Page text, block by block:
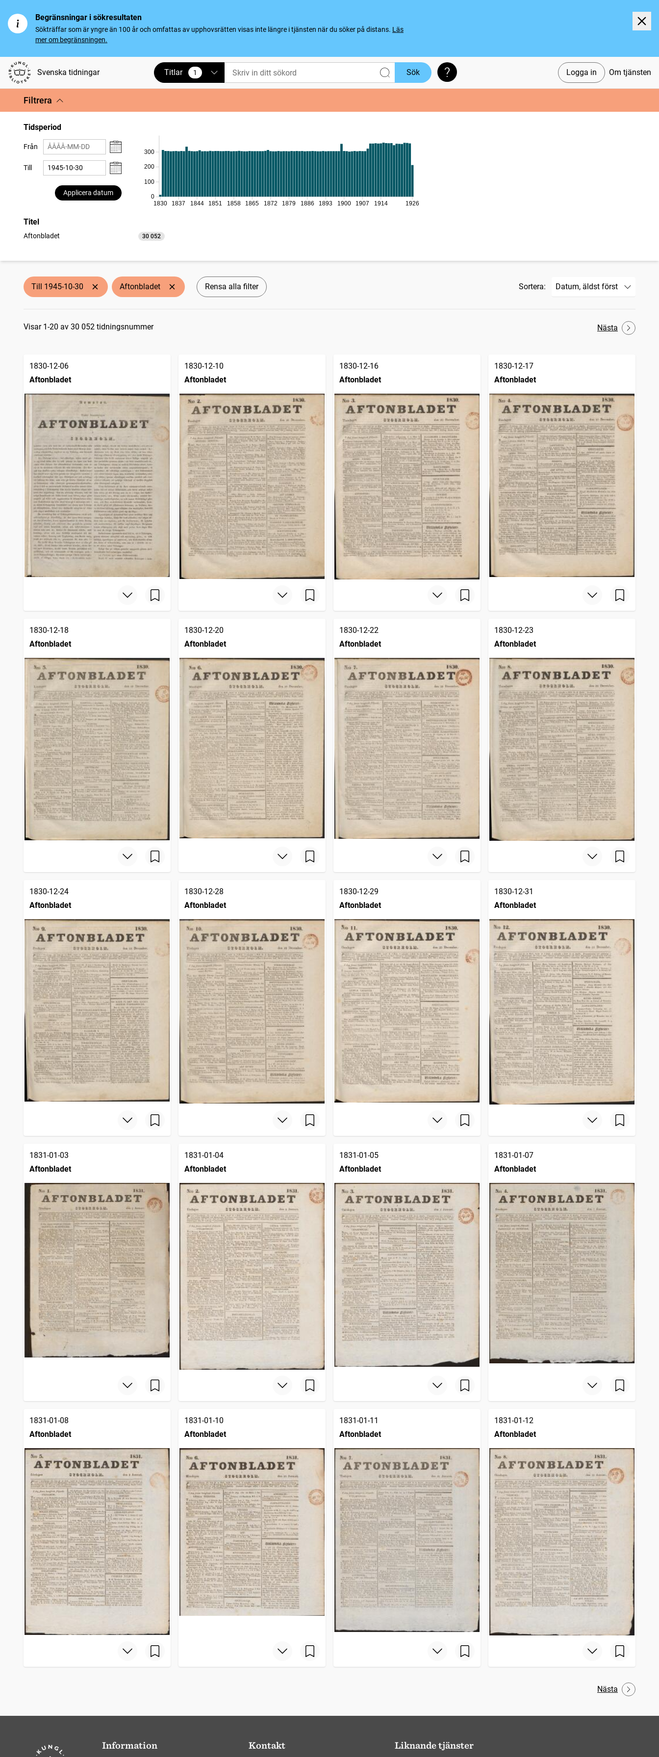
Begränsningar i sökresultaten
Sökträffar som är yngre än 100 år och omfattas av upphovsrätten visas inte längre i tjänsten när du söker på distans. Läs
mer om begränsningen.
Svenska tidningar Logga in Om tjänsten
Titlar 1
vald Sök Söktips
Filtrera
Tidsperiod
Från
Till
Applicera datum
0
100
200
300
1830 1837 1844 1851 1858 1865 1872 1879 1886 1893 1900 1907 1914 1926
Titel
Aftonbladet 30 052
träffar
Till 1945-10-30 Aftonbladet Rensa alla filter Sortera:
Sökresultat
Visar 1-20 av 30 052 tidningsnummer Nästa
1830-12-06
Aftonbladet
1830-12-10
Aftonbladet
1830-12-16
Aftonbladet
1830-12-17
Aftonbladet
1830-12-18
Aftonbladet
1830-12-20
Aftonbladet
1830-12-22
Aftonbladet
1830-12-23
Aftonbladet
1830-12-24
Aftonbladet
1830-12-28
Aftonbladet
1830-12-29
Aftonbladet
1830-12-31
Aftonbladet
1831-01-03
Aftonbladet
1831-01-04
Aftonbladet
1831-01-05
Aftonbladet
1831-01-07
Aftonbladet
1831-01-08
Aftonbladet
1831-01-10
Aftonbladet
1831-01-11
Aftonbladet
1831-01-12
Aftonbladet
Nästa
Information Kontakt Liknande tjänster